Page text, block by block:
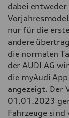
dabei
nur für die
andere
die normalen
der AUDI AG
die myAudi
angezeigt. Der
01.01.2023
Fahrzeuge